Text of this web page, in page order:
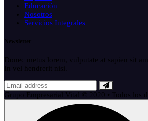
Educación
Nosotros
Servicios Integrales
Newsletter
Donec metus lorem, vulputate at sapien sit
In vel hendrerit nisi.
Grupo Empresarial Vital © 2020 • Todos los